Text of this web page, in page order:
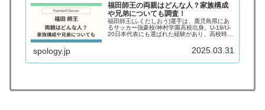
福田師王の両親はどんな人？家族構成
や兄弟についても調査！
福田師王(ふくだしおう)選手は、鹿児島県にあ
るサッカー強豪校/神村学園高校出身。U-19/U-
20日本代表にも選ばれた経験があり、高校時代
す。高校を卒業する2023年3月以降の進路につ
spology.jp 2025.03.31